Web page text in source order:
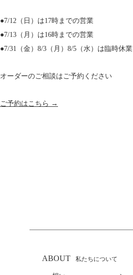
●7/12（日）は17時までの営業
●7/13（月）は16時までの営業
●7/31（金）8/3（月）8/5（水）は臨時休業
オーダーのご相談はご予約ください
ご予約はこちら →
ABOUT 私たちについて